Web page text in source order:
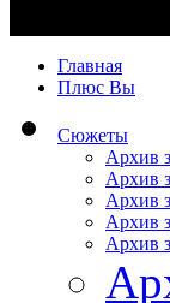
Главная
Плюс Вы
Сюжеты
Архив
Архив
Архив
Архив
Архив